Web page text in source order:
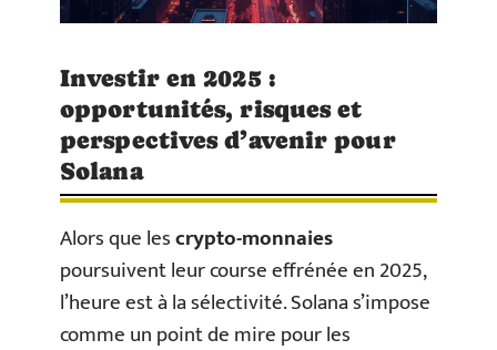
Investir en 2025 :
opportunités, risques et
perspectives d’avenir pour
Solana
Alors que lescrypto-monnaies
poursuivent leur course effrénée en 2025,
l’heure est à la sélectivité. Solana s’impose
comme un point de mire pour les